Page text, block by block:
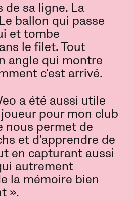
de sa ligne. La
ballon qui passe
et tombe
le filet. Tout
angle qui montre
c'est arrivé.
a été aussi utile
pour mon club
nous permet de
et d'apprendre de
en capturant aussi
autrement
la mémoire bien
».